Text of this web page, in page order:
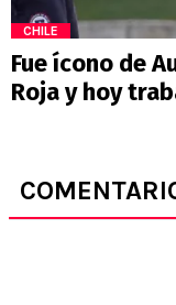
CHILE
Fue ícono de
Roja y hoy